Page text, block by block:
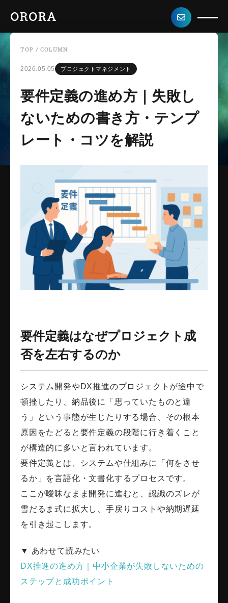
ORORA
TOP /COLUMN
2026.05.05 プロジェクトマネジメント
要件定義の進め方｜失敗し
ないための書き方・テンプ
レート・コツを解説
要件定義はなぜプロジェクト成
否を左右するのか
システム開発やDX推進のプロジェクトが途中で
頓挫したり、納品後に「思っていたものと違
う」という事態が生じたりする場合、その根本
原因をたどると要件定義の段階に行き着くこと
が構造的に多いと言われています。
要件定義とは、システムや仕組みに「何をさせ
るか」を言語化・文書化するプロセスです。
ここが曖昧なまま開発に進むと、認識のズレが
雪だるま式に拡大し、手戻りコストや納期遅延
を引き起こします。
▼ あわせて読みたい
DX推進の進め方｜中小企業が失敗しないための
ステップと成功ポイント